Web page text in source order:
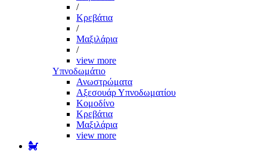
/
Κρεβάτια
/
Μαξιλάρια
/
view more
Υπνοδωμάτιο
Ανωστρώματα
Αξεσουάρ Υπνοδωματίου
Κομοδίνο
Κρεβάτια
Μαξιλάρια
view more